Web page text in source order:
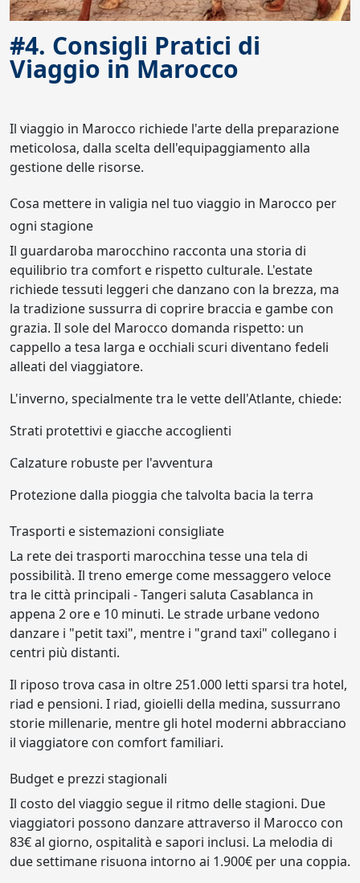
#4. Consigli Pratici di
Viaggio in Marocco
Il viaggio in Marocco richiede l'arte della preparazione
meticolosa, dalla scelta dell'equipaggiamento alla
gestione delle risorse.
Cosa mettere in valigia nel tuo viaggio in Marocco per
ogni stagione
Il guardaroba marocchino racconta una storia di
equilibrio tra comfort e rispetto culturale. L'estate
richiede tessuti leggeri che danzano con la brezza, ma
la tradizione sussurra di coprire braccia e gambe con
grazia. Il sole del Marocco domanda rispetto: un
cappello a tesa larga e occhiali scuri diventano fedeli
alleati del viaggiatore.
L'inverno, specialmente tra le vette dell'Atlante, chiede:
Strati protettivi e giacche accoglienti
Calzature robuste per l'avventura
Protezione dalla pioggia che talvolta bacia la terra
Trasporti e sistemazioni consigliate
La rete dei trasporti marocchina tesse una tela di
possibilità. Il treno emerge come messaggero veloce
tra le città principali - Tangeri saluta Casablanca in
appena 2 ore e 10 minuti. Le strade urbane vedono
danzare i "petit taxi", mentre i "grand taxi" collegano i
centri più distanti.
Il riposo trova casa in oltre 251.000 letti sparsi tra hotel,
riad e pensioni. I riad, gioielli della medina, sussurrano
storie millenarie, mentre gli hotel moderni abbracciano
il viaggiatore con comfort familiari.
Budget e prezzi stagionali
Il costo del viaggio segue il ritmo delle stagioni. Due
viaggiatori possono danzare attraverso il Marocco con
83€ al giorno, ospitalità e sapori inclusi. La melodia di
due settimane risuona intorno ai 1.900€ per una coppia.